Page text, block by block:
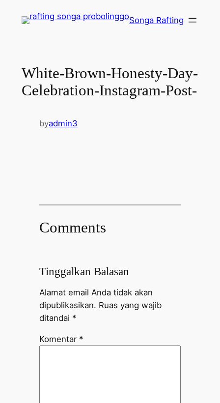
Songa Rafting
White-Brown-Honesty-Day-
Celebration-Instagram-Post-
byadmin3
Comments
Tinggalkan Balasan
Alamat email Anda tidak akan
dipublikasikan. Ruas yang wajib
ditandai *
Komentar *